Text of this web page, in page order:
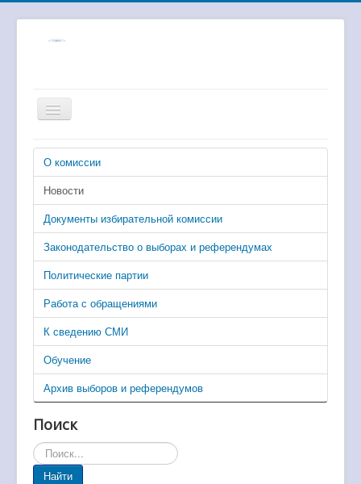
Включить/
выключить
Главная
Избирательные комиссии
Выборы и референдумы
Численность избирателей
Цифровые сервисы
О комиссии
Новости
Документы избирательной комиссии
Законодательство о выборах и референдумах
Политические партии
Работа с обращениями
К сведению СМИ
Обучение
Архив выборов и референдумов
Поиск
Искать...
Найти